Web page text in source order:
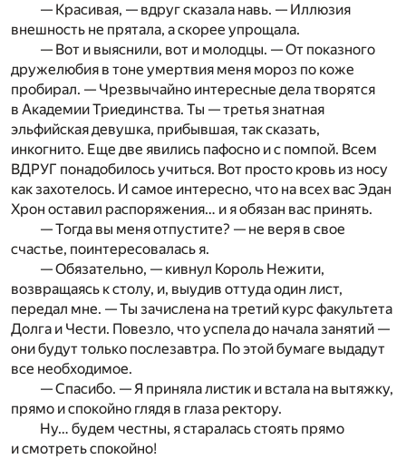
— Красивая, — вдруг сказала навь. — Иллюзия
внешность не прятала, а скорее упрощала.
— Вот и выяснили, вот и молодцы. — От показного
дружелюбия в тоне умертвия меня мороз по коже
пробирал. — Чрезвычайно интересные дела творятся
в Академии Триединства. Ты — третья знатная
эльфийская девушка, прибывшая, так сказать,
инкогнито. Еще две явились пафосно и с помпой. Всем
ВДРУГ понадобилось учиться. Вот просто кровь из носу
как захотелось. И самое интересно, что на всех вас Эдан
Хрон оставил распоряжения… и я обязан вас принять.
— Тогда вы меня отпустите? — не веря в свое
счастье, поинтересовалась я.
— Обязательно, — кивнул Король Нежити,
возвращаясь к столу, и, выудив оттуда один лист,
передал мне. — Ты зачислена на третий курс факультета
Долга и Чести. Повезло, что успела до начала занятий —
они будут только послезавтра. По этой бумаге выдадут
все необходимое.
— Спасибо. — Я приняла листик и встала на вытяжку,
прямо и спокойно глядя в глаза ректору.
Ну… будем честны, я старалась стоять прямо
и смотреть спокойно!